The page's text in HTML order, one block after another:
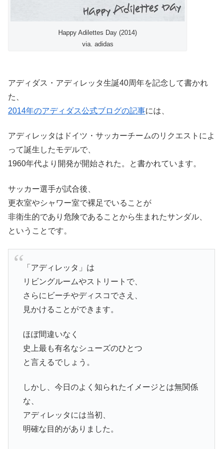
Happy Adilettes Day (2014)
via. adidas
アディダス・アディレッタ生誕40周年を記念して書かれ
た、
2014年のアディダス公式ブログの記事には、
アディレッタはドイツ・サッカーチームのリクエストによ
って誕生したモデルで、
1960年代より開発が開始された。と書かれています。
サッカー選手が試合後、
更衣室やシャワー室で裸足でいることが
非衛生的であり危険であることから生まれたサンダル、
ということです。
「アディレッタ」は
リビングルームやストリートで、
さらにビーチやディスコでさえ、
見かけることができます。
ほぼ間違いなく
史上最も有名なシューズのひとつ
と言えるでしょう。
しかし、今日のよく知られたイメージとは無関係
な、
アディレッタには当初、
明確な目的がありました。